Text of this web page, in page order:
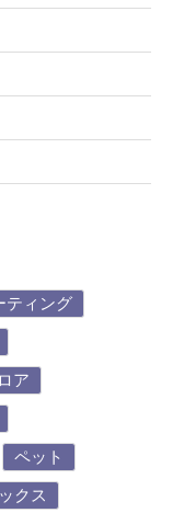
ティング
ア
ペット
クス